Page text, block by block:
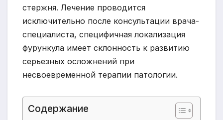
стержня. Лечение проводится
исключительно после консультации врача-
специалиста, специфичная локализация
фурункула имеет склонность к развитию
серьезных осложнений при
несвоевременной терапии патологии.
Содержание